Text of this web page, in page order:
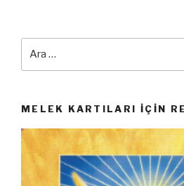
MELEK KARTILARI İÇIN